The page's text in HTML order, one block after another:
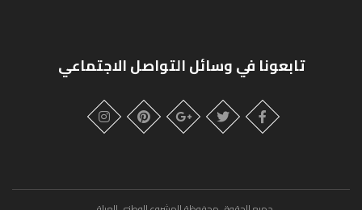
تابعونا في وسائل التواصل الاجتماعي